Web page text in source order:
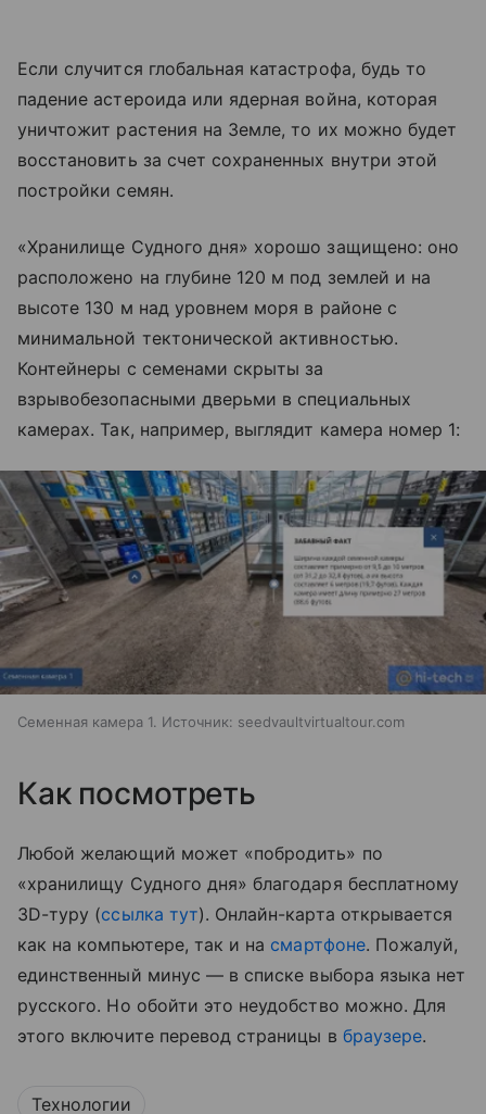
Если случится глобальная катастрофа, будь то
падение астероида или ядерная война, которая
уничтожит растения на Земле, то их можно будет
восстановить за счет сохраненных внутри этой
постройки семян.
«Хранилище Судного дня» хорошо защищено: оно
расположено на глубине 120 м под землей и на
высоте 130 м над уровнем моря в районе с
минимальной тектонической активностью.
Контейнеры с семенами скрыты за
взрывобезопасными дверьми в специальных
камерах. Так, например, выглядит камера номер 1:
Семенная камера 1. Источник: seedvaultvirtualtour.com
Как посмотреть
Любой желающий может «побродить» по
«хранилищу Судного дня» благодаря бесплатному
3D-туру (ссылка тут). Онлайн-карта открывается
как на компьютере, так и на смартфоне. Пожалуй,
единственный минус —в списке выбора языка нет
русского. Но обойти это неудобство можно. Для
этого включите перевод страницы в браузере.
Технологии